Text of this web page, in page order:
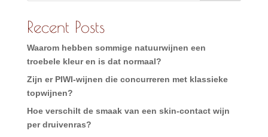
Recent Posts
Waarom hebben sommige natuurwijnen een
troebele kleur en is dat normaal?
Zijn er PIWI-wijnen die concurreren met klassieke
topwijnen?
Hoe verschilt de smaak van een skin-contact wijn
per druivenras?